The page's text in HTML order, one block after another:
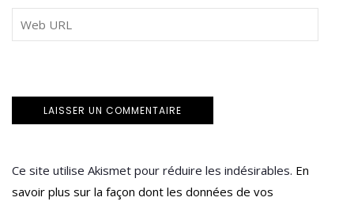
Ce site utilise Akismet pour réduire les indésirables. En
savoir plus sur la façon dont les données de vos